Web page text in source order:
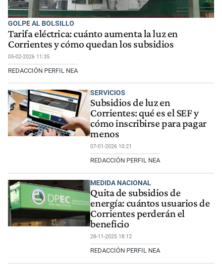
GOLPE AL BOLSILLO
Tarifa eléctrica: cuánto aumenta la luz en
Corrientes y cómo quedan los subsidios
05-02-2026 11:35
REDACCIÓN PERFIL NEA
SERVICIOS
Subsidios de luz en
Corrientes: qué es el SEF y
cómo inscribirse para pagar
menos
07-01-2026 10:21
REDACCIÓN PERFIL NEA
MEDIDA NACIONAL
Quita de subsidios de
energía: cuántos usuarios de
Corrientes perderán el
beneficio
28-11-2025 18:12
REDACCIÓN PERFIL NEA